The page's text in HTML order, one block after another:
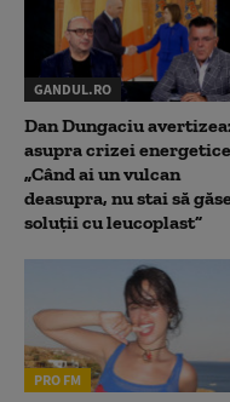
GANDUL.RO
Dan Dungaciu
asupra crizei
„Când ai un vulcan
deasupra, nu stai să
soluții cu leucoplast”
PRO FM